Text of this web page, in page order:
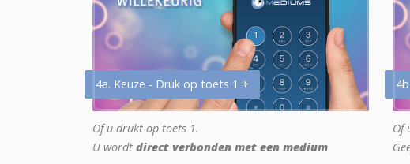
4a. Keuze - Druk op toets 1 +
Of u drukt op toets 1.
U wordt direct verbonden met een medium
Of